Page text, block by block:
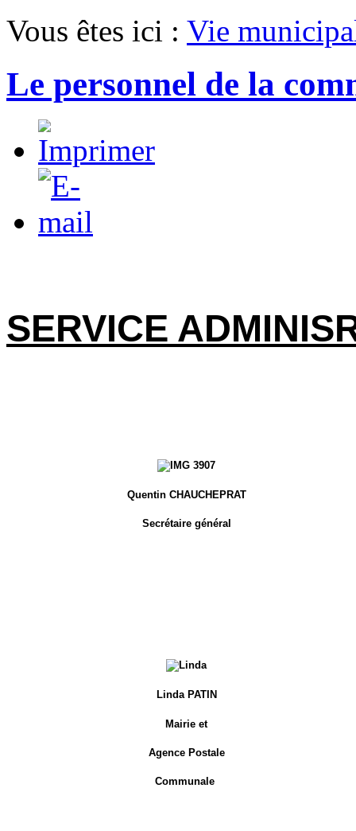
Vous êtes ici : Vie
Le personnel de la
SERVICE
Quentin CHAUCHEPRAT
Secrétaire général
Linda PATIN
Mairie et
Agence Postale
Communale